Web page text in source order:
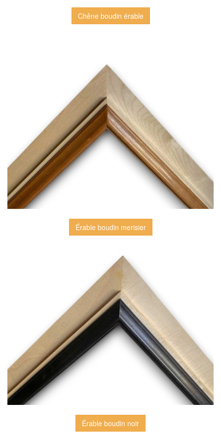
Chêne boudin érable
Érable boudin merisier
Érable boudin noir